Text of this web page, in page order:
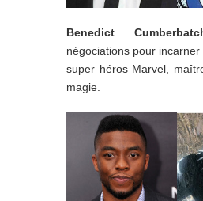
Benedict
négociations pour incarner
super héros Marvel,
magie.